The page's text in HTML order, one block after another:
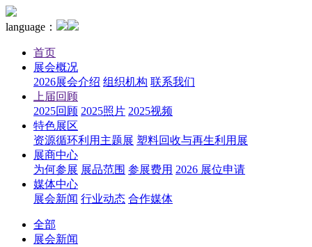
language：
首页
展会概况
2026展会介绍 组织机构 联系我们
上届回顾
2025回顾 2025照片 2025视频
特色展区
资源循环利用主题展 塑料回收与再生利用展
展商中心
为何参展 展品范围 参展费用 2026 展位申请
媒体中心
展会新闻 行业动态 合作媒体
全部
展会新闻